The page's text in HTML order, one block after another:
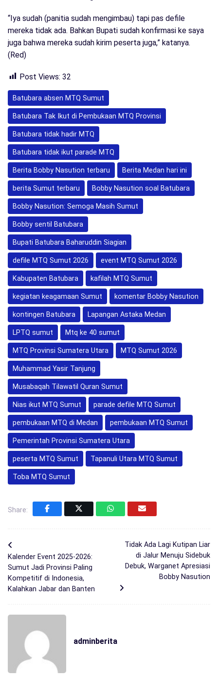
“Iya sudah (panitia sudah mengimbau) tapi pas defile
mereka tidak ada. Bahkan Bupati sudah konfirmasi ke saya
juga bahwa mereka sudah kirim peserta juga,” katanya.
(Red)
Post Views: 32
Batubara absen MTQ Sumut
Batubara Tak Ikut di Pembukaan MTQ Provinsi
Batubara tidak hadir MTQ
Batubara tidak ikut parade MTQ
Berita Bobby Nasution terbaru Berita Medan hari ini
berita Sumut terbaru Bobby Nasution soal Batubara
Bobby Nasution: Semoga Masih Sumut
Bobby sentil Batubara
Bupati Batubara Baharuddin Siagian
defile MTQ Sumut 2026 event MTQ Sumut 2026
Kabupaten Batubara kafilah MTQ Sumut
kegiatan keagamaan Sumut komentar Bobby Nasution
kontingen Batubara Lapangan Astaka Medan
LPTQ sumut Mtq ke 40 sumut
MTQ Provinsi Sumatera Utara MTQ Sumut 2026
Muhammad Yasir Tanjung
Musabaqah Tilawatil Quran Sumut
Nias ikut MTQ Sumut parade defile MTQ Sumut
pembukaan MTQ di Medan pembukaan MTQ Sumut
Pemerintah Provinsi Sumatera Utara
peserta MTQ Sumut Tapanuli Utara MTQ Sumut
Toba MTQ Sumut
Share:
Kalender Event 2025-2026:
Sumut Jadi Provinsi Paling
Kompetitif di Indonesia,
Kalahkan Jabar dan Banten
Tidak Ada Lagi Kutipan Liar
di Jalur Menuju Sidebuk
Debuk, Warganet Apresiasi
Bobby Nasution
adminberita